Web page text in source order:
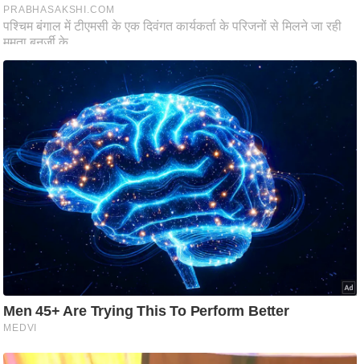
ति
ष
भु
म
हि
मा
/
ध
र्म
व्र
त्यो
हा
र